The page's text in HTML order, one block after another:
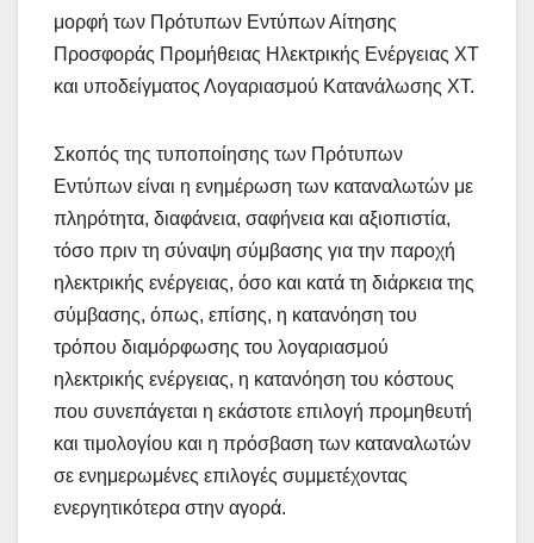
μορφή των Πρότυπων Εντύπων Αίτησης
Προσφοράς Προμήθειας Ηλεκτρικής Ενέργειας ΧΤ
και υποδείγματος Λογαριασμού Κατανάλωσης ΧΤ.
Σκοπός της τυποποίησης των Πρότυπων
Εντύπων είναι η ενημέρωση των καταναλωτών με
πληρότητα, διαφάνεια, σαφήνεια και αξιοπιστία,
τόσο πριν τη σύναψη σύμβασης για την παροχή
ηλεκτρικής ενέργειας, όσο και κατά τη διάρκεια της
σύμβασης, όπως, επίσης, η κατανόηση του
τρόπου διαμόρφωσης του λογαριασμού
ηλεκτρικής ενέργειας, η κατανόηση του κόστους
που συνεπάγεται η εκάστοτε επιλογή προμηθευτή
και τιμολογίου και η πρόσβαση των καταναλωτών
σε ενημερωμένες επιλογές συμμετέχοντας
ενεργητικότερα στην αγορά.